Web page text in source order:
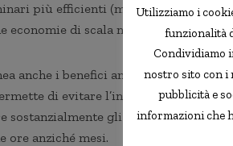
più efficienti (ma che non
economie di scala nella produzione.
anche i benefici ambientali del
di evitare l’inquinamento che
sostanzialmente gli intralci al traffico
ore anziché mesi.
Utilizziamo i
funzionalità
Condividiamo
nostro sito con i
pubblicità e
informazioni che